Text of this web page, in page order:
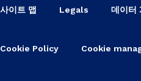
사이트 맵 Legals 데이터
Cookie Policy Cookie